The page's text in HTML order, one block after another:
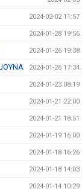
2024-02-02 11:57
2024-01-28 19:56
2024-01-26 19:38
2024-01-26 17:34
2024-01-23 08:19
2024-01-21 22:00
2024-01-21 18:51
2024-01-19 16:00
2024-01-18 16:26
2024-01-18 14:03
2024-01-14 10:29